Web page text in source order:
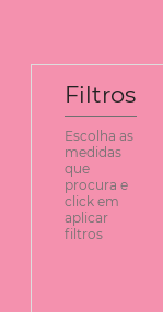
Filtros
Escolha as
medidas
que
procura e
click em
aplicar
filtros